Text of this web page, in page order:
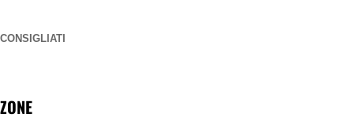
CONSIGLIATI
ZONE